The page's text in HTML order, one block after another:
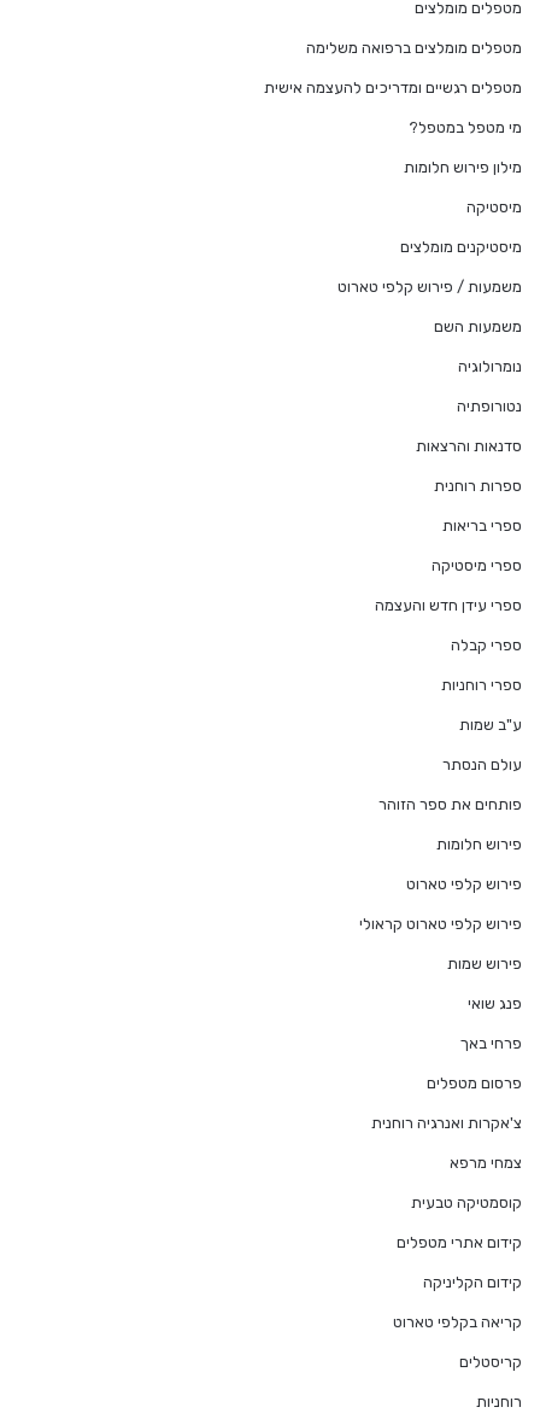
מטפלים מומלצים
מטפלים מומלצים ברפואה משלימה
מטפלים רגשיים ומדריכים להעצמה אישית
מי מטפל במטפל?
מילון פירוש חלומות
מיסטיקה
מיסטיקנים מומלצים
משמעות / פירוש קלפי טארוט
משמעות השם
נומרולוגיה
נטורופתיה
סדנאות והרצאות
ספרות רוחנית
ספרי בריאות
ספרי מיסטיקה
ספרי עידן חדש והעצמה
ספרי קבלה
ספרי רוחניות
ע"ב שמות
עולם הנסתר
פותחים את ספר הזוהר
פירוש חלומות
פירוש קלפי טארוט
פירוש קלפי טארוט קראולי
פירוש שמות
פנג שואי
פרחי באך
פרסום מטפלים
צ'אקרות ואנרגיה רוחנית
צמחי מרפא
קוסמטיקה טבעית
קידום אתרי מטפלים
קידום הקליניקה
קריאה בקלפי טארוט
קריסטלים
רוחניות